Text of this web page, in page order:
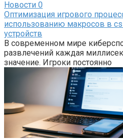
Новости 0
Оптимизация игрового
использованию макросов в
устройств
В современном мире
развлечений каждая
значение. Игроки постоянно